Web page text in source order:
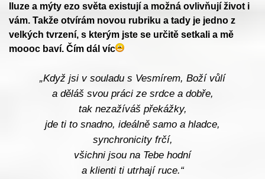
Iluze a mýty ezo světa existují a možná ovlivňují život i
vám. Takže otvírám novou rubriku a tady je jedno z
velkých tvrzení, s kterým jste se určitě setkali a mě
moooc baví. Čím dál víc
„Když jsi v souladu s Vesmírem, Boží vůlí
a děláš svou práci ze srdce a dobře,
tak nezažíváš překážky,
jde ti to snadno, ideálně samo a hladce,
synchronicity frčí,
všichni jsou na Tebe hodní
a klienti ti utrhají ruce.“